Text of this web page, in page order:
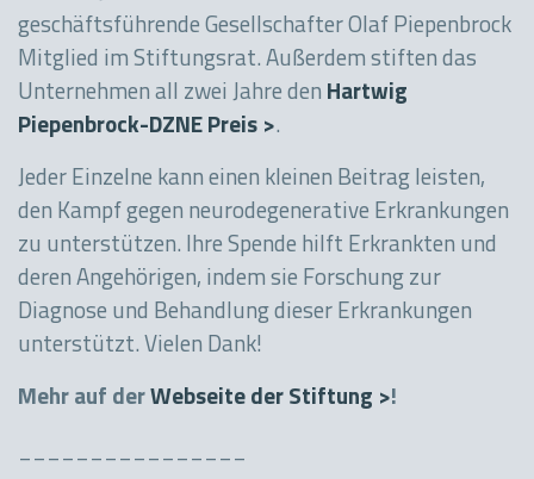
geschäftsführende Gesellschafter Olaf Piepenbrock
Mitglied im Stiftungsrat. Außerdem stiften das
Unternehmen all zwei Jahre den Hartwig
Piepenbrock-DZNE Preis >.
Jeder Einzelne kann einen kleinen Beitrag leisten,
den Kampf gegen neurodegenerative Erkrankungen
zu unterstützen. Ihre Spende hilft Erkrankten und
deren Angehörigen, indem sie Forschung zur
Diagnose und Behandlung dieser Erkrankungen
unterstützt. Vielen Dank!
Mehr auf der Webseite der Stiftung >!